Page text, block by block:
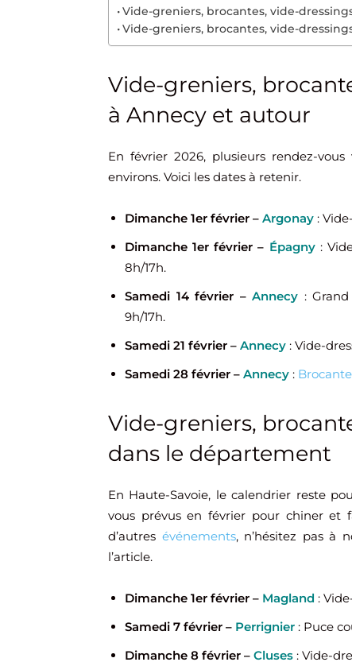
Vide-greniers, brocantes, vide-
Vide-greniers, brocantes, vide-
Vide-greniers,
à Annecy et autour
En février 2026, plusieurs rendez-
environs. Voici les dates à retenir.
Dimanche 1er février – Argonay :
Dimanche 1er février – Épagny :
8h/17h.
Samedi 14 février – Annecy :
9h/17h.
Samedi 21 février – Annecy : Vide-
Samedi 28 février – Annecy :
Vide-greniers,
dans le département
En Haute-Savoie, le calendrier reste
vous prévus en février pour chiner et
d’autres événements, n’hésitez pas à
l’article.
Dimanche 1er février – Magland :
Samedi 7 février – Perrignier : Puce
Dimanche 8 février – Cluses : Vide-